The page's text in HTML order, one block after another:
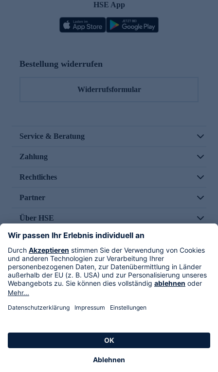
HSE App
Bestellung widerrufen
Widerrufsformular
Service & Beratung
Zahlung
Rechtliches
Partner
Über HSE
Im TV
HSE International